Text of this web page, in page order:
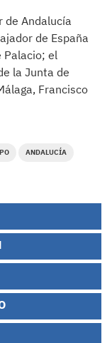
de Andalucía
de España
Palacio; el
la Junta de
Francisco
ANDALUCÍA